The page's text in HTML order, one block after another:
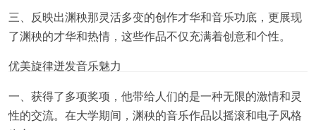
三、反映出渊秧那灵活多变的创作才华和音乐功底，更展现
了渊秧的才华和热情，这些作品不仅充满着创意和个性。
优美旋律迸发音乐魅力
一、获得了多项奖项，他带给人们的是一种无限的激情和灵
性的交流。在大学期间，渊秧的音乐作品以摇滚和电子风格